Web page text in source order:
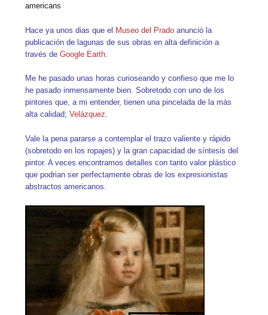
americans
Hace ya unos dias que el Museo del Prado anunció la
publicación de lagunas de sus obras en alta definición a
través deGoogle Earth
Me he pasado unas horas curioseando y confieso que me lo
he pasado inmensamente bien. Sobretodo con uno de los
pintores que, a mi entender, tienen una pincelada de la más
alta calidad;Velázquez.
Vale la pena pararse a contemplar el trazo valiente y rápido
(sobretodo en los ropajes) y la gran capacidad de síntesis del
pintor. A veces encontramos detalles con tanto valor plástico
que podrian ser perfectamente obras de los expresionistas
abstractos americanos.